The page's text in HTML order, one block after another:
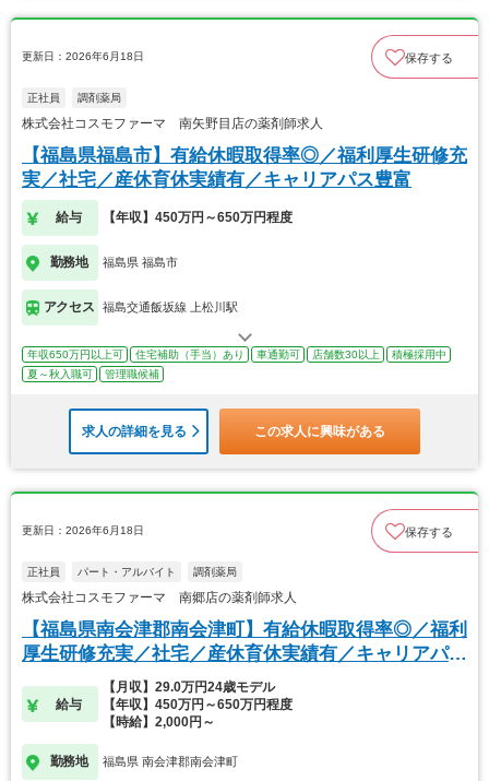
更新日：2026年6月18日 保存する
正社員 調剤薬局
株式会社コスモファーマ 南矢野目店の薬剤師求人
【福島県福島市】有給休暇取得率◎／福利厚生研修充
実／社宅／産休育休実績有／キャリアパス豊富
給与 【年収】450万円～650万円程度
勤務地 福島県 福島市
アクセス 福島交通飯坂線 上松川駅
年収650万円以上可 住宅補助（手当）あり 車通勤可 店舗数30以上
積極採用中
夏～秋入職可
管理職候補
求人の詳細を見る この求人に興味がある
更新日：2026年6月18日 保存する
正社員 パート・アルバイト 調剤薬局
株式会社コスモファーマ 南郷店の薬剤師求人
【福島県南会津郡南会津町】有給休暇取得率◎／福利
厚生研修充実／社宅／産休育休実績有／キャリアパス
給与
【月収】29.0万円24歳モデル
【年収】450万円～650万円程度
【時給】2,000円～
勤務地 福島県 南会津郡南会津町